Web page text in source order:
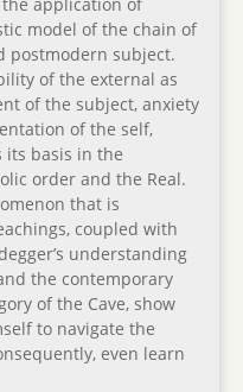
the application of
model of the chain of
postmodern subject.
of the external as
of the subject, anxiety
of the self,
its basis in the
order and the Real.
that is
coupled with
understanding
the contemporary
of the Cave, show
to navigate the
even learn